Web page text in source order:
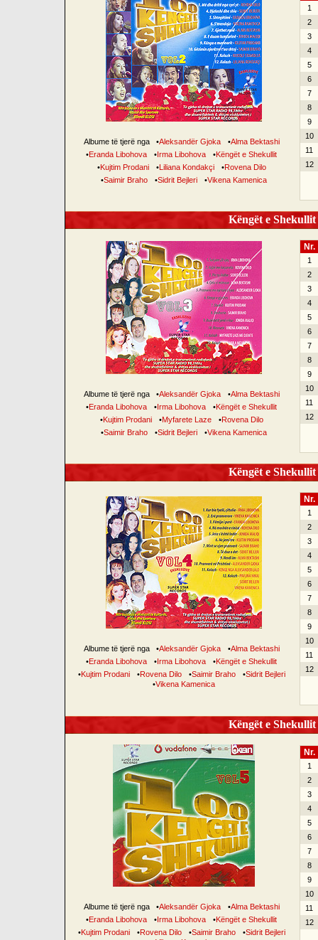
Albume të tjerë nga •Aleksandër Gjoka •Alma Bektashi
•Eranda Libohova •Irma Libohova •Këngët e Shekullit
•Kujtim Prodani •Liliana Kondakçi •Rovena Dilo
•Saimir Braho •Sidrit Bejleri •Vikena Kamenica
1
2
3
4
5
6
7
8
9
10
11
12
Këngët e
Albume të tjerë nga •Aleksandër Gjoka •Alma Bektashi
•Eranda Libohova •Irma Libohova •Këngët e Shekullit
•Kujtim Prodani •Myfarete Laze •Rovena Dilo
•Saimir Braho •Sidrit Bejleri •Vikena Kamenica
Nr.
1
2
3
4
5
6
7
8
9
10
11
12
Këngët e
Albume të tjerë nga •Aleksandër Gjoka •Alma Bektashi
•Eranda Libohova •Irma Libohova •Këngët e Shekullit
•Kujtim Prodani •Rovena Dilo •Saimir Braho •Sidrit Bejleri
•Vikena Kamenica
Nr.
1
2
3
4
5
6
7
8
9
10
11
12
Këngët e
Albume të tjerë nga •Aleksandër Gjoka •Alma Bektashi
•Eranda Libohova •Irma Libohova •Këngët e Shekullit
•Kujtim Prodani •Rovena Dilo •Saimir Braho •Sidrit Bejleri
Nr.
1
2
3
4
5
6
7
8
9
10
11
12